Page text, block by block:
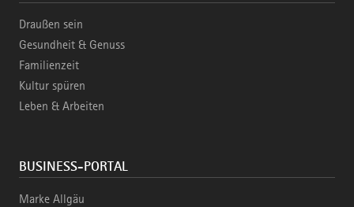
Draußen sein
Gesundheit & Genuss
Familienzeit
Kultur spüren
Leben & Arbeiten
BUSINESS-PORTAL
Marke Allgäu